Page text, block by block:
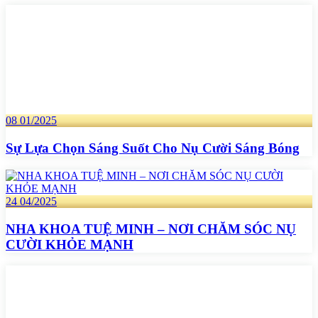
08 01/2025
Sự Lựa Chọn Sáng Suốt Cho Nụ Cười Sáng Bóng
24 04/2025
NHA KHOA TUỆ MINH – NƠI CHĂM SÓC NỤ
CƯỜI KHỎE MẠNH